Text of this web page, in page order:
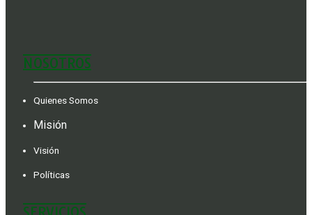
NOSOTROS
Quienes Somos
Misión
Visión
Políticas